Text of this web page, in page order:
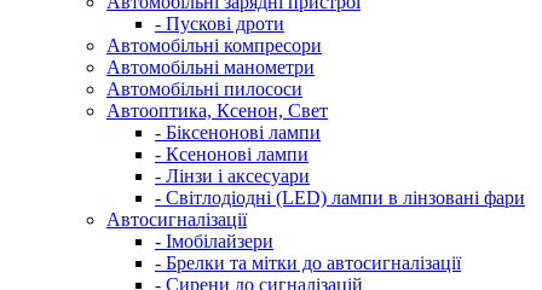
- Пускові дроти
Автомобільні компресори
Автомобільні манометри
Автомобільні пилососи
Автооптика, Ксенон, Свет
- Біксенонові лампи
- Ксенонові лампи
- Лінзи і аксесуари
- Світлодіодні (LED) лампи в лінзовані фари
Автосигналізації
- Імобілайзери
- Брелки та мітки до автосигналізації
- Сирени до сигналізацій